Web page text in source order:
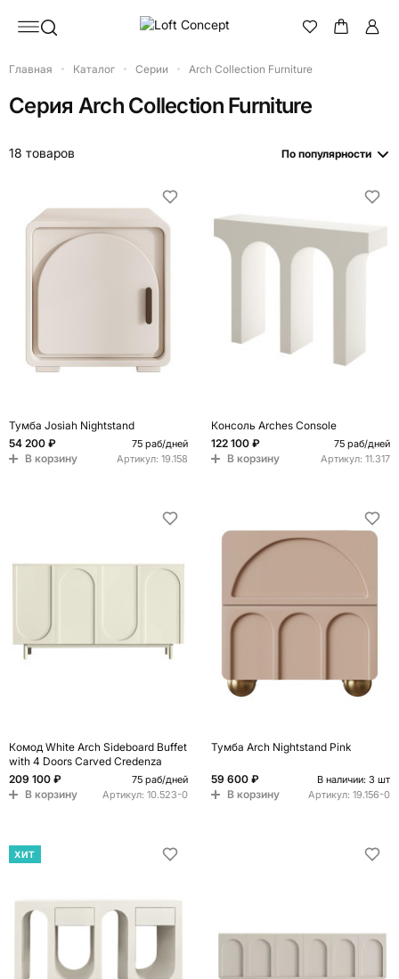
Главная Каталог Серии Arch Collection Furniture
Серия Arch Collection Furniture
18 товаров По популярности
Тумба Josiah Nightstand
54 200 ₽
75 раб/дней
В корзину Артикул: 19.158
Консоль Arches Console
122 100 ₽
75 раб/дней
В корзину Артикул: 11.317
Комод White Arch Sideboard Buffet
with 4 Doors Carved Credenza
209 100 ₽
75 раб/дней
В корзину Артикул: 10.523-0
Тумба Arch Nightstand Pink
59 600 ₽ В наличии: 3 шт
В корзину Артикул: 19.156-0
ХИТ